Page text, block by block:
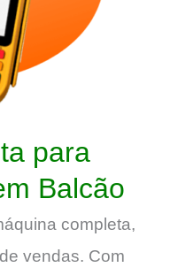
para
Balcão
completa,
vendas. Com